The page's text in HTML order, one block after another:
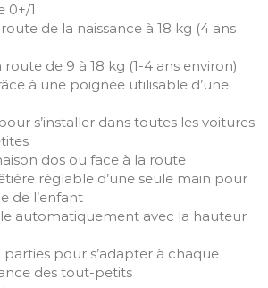
0+/1
de la naissance à 18 kg (4 ans
de 9 à 18 kg (1-4 ans environ)
à une poignée utilisable d’une
s’installer dans toutes les voitures
dos ou face à la route
réglable d’une seule main pour
de l’enfant
automatiquement avec la hauteur
pour s’adapter à chaque
des tout-petits